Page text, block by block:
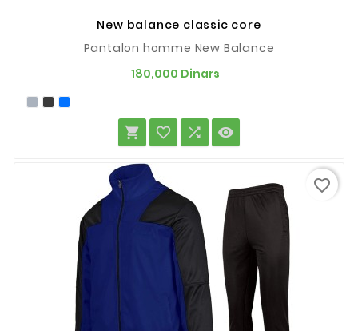
New balance classic core
Pantalon homme New Balance
180,000 Dinars
   
favorite_border